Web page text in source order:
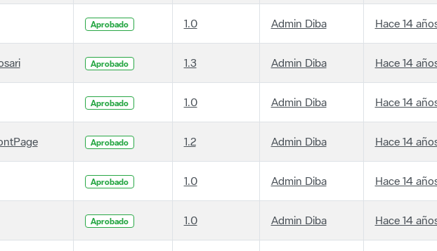
Aprobado 1.0 Admin Diba Hace 14
Aprobado 1.3 Admin Diba Hace 14
Aprobado 1.0 Admin Diba Hace 14
Aprobado 1.2 Admin Diba Hace 14
Aprobado 1.0 Admin Diba Hace 14
Aprobado 1.0 Admin Diba Hace 14